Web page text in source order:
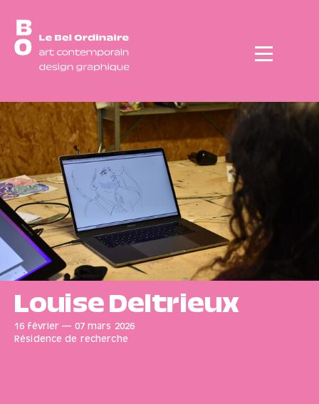
Menu
Louise Deltrieux
16 février — 07 mars 2026
Résidence de recherche